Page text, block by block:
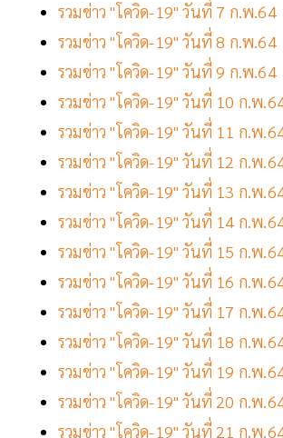
รวมข่าว "โควิด-19" วันที่ 7 ก.พ.64
รวมข่าว "โควิด-19" วันที่ 8 ก.พ.64
รวมข่าว "โควิด-19" วันที่ 9 ก.พ.64
รวมข่าว "โควิด-19" วันที่ 10 ก.พ
รวมข่าว "โควิด-19" วันที่ 11 ก.พ
รวมข่าว "โควิด-19" วันที่ 12 ก.พ
รวมข่าว "โควิด-19" วันที่ 13 ก.พ
รวมข่าว "โควิด-19" วันที่ 14 ก.พ
รวมข่าว "โควิด-19" วันที่ 15 ก.พ
รวมข่าว "โควิด-19" วันที่ 16 ก.พ
รวมข่าว "โควิด-19" วันที่ 17 ก.พ
รวมข่าว "โควิด-19" วันที่ 18 ก.พ
รวมข่าว "โควิด-19" วันที่ 19 ก.พ
รวมข่าว "โควิด-19" วันที่ 20 ก.พ
รวมข่าว "โควิด-19" วันที่ 21 ก.พ